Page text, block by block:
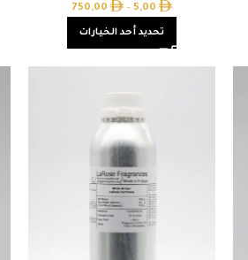
5,00
–
750,00
تحديد أحد الخيارات